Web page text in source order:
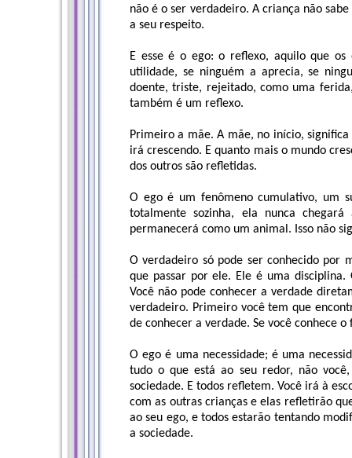
não é o ser verdadeiro. A criança não
a seu respeito.
E esse é o ego: o reflexo, aquilo que
utilidade, se ninguém a aprecia, se
doente, triste, rejeitado, como uma
também é um reflexo.
Primeiro a mãe. A mãe, no início,
irá crescendo. E quanto mais o mundo
dos outros são refletidas.
O ego é um fenômeno cumulativo, um
totalmente sozinha, ela nunca
permanecerá como um animal. Isso não
O verdadeiro só pode ser conhecido por
que passar por ele. Ele é uma
Você não pode conhecer a verdade
verdadeiro. Primeiro você tem que
de conhecer a verdade. Se você conhece
O ego é uma necessidade; é uma
tudo o que está ao seu redor, não
sociedade. E todos refletem. Você irá à
com as outras crianças e elas refletirão
ao seu ego, e todos estarão tentando
a sociedade.